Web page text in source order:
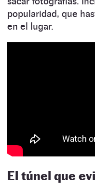
popularidad, que
en el lugar.
El túnel que